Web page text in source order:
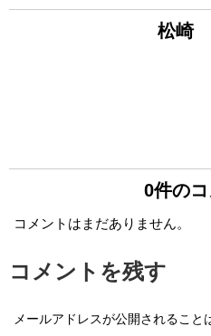
松崎
0件の
コメントはまだありません。
コメントを残す
メールアドレスが公開されること